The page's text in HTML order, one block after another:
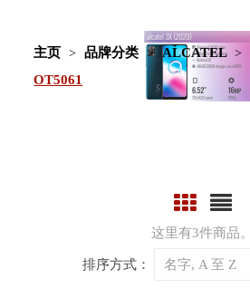
主页 品牌分类 ALCATEL
OT5061
这里有3件商品。
排序方式： 名字, A 至 Z